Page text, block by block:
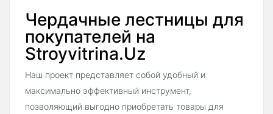
Чердачные лестницы для
покупателей на
Stroyvitrina.Uz
Наш проект представляет собой удобный и
максимально эффективный инструмент,
позволяющий выгодно приобретать товары для